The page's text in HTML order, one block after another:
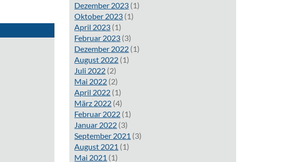
Dezember 2023 (1)
Oktober 2023 (1)
April 2023 (1)
Februar 2023 (3)
Dezember 2022 (1)
August 2022 (1)
Juli 2022 (2)
Mai 2022 (2)
April 2022 (1)
März 2022 (4)
Februar 2022 (1)
Januar 2022 (3)
September 2021 (3)
August 2021 (1)
Mai 2021 (1)